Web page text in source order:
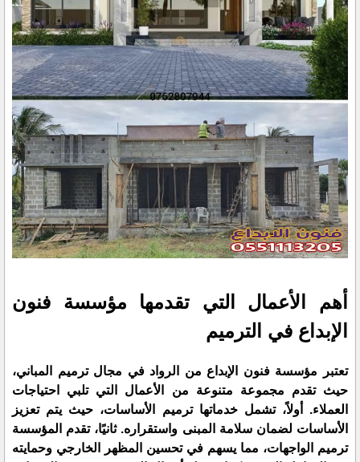
أهم الأعمال التي تقدمها مؤسسة فنون
الإبداع في الترميم
تعتبر مؤسسة فنون الإبداع من الرواد في مجال ترميم المباني،
حيث تقدم مجموعة متنوعة من الأعمال التي تلبي احتياجات
العملاء. أولاً، تشمل خدماتها ترميم الأساسات، حيث يتم تعزيز
الأساسات لضمان سلامة المبنى واستقراره. ثانيًا، تقدم المؤسسة
ترميم الواجهات، مما يسهم في تحسين المظهر الخارجي وحمايته